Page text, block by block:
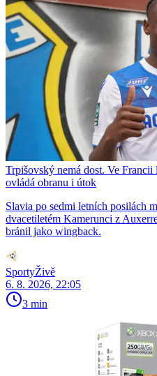
Trpišovský nemá dost. Ve
ovládá obranu i útok
Slavia po sedmi letních posilách
dvacetiletém Kamerunci z
bránil jako wingback.
SportyŽivě
6. 8. 2026, 22:05
3 min